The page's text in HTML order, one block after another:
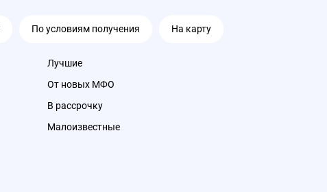
По условиям получения На карту
Лучшие
От новых МФО
В рассрочку
Малоизвестные